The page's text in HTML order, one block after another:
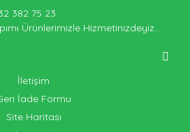
382 75 23
Ürünlerimizle Hizmetinizdeyiz...
İletişim
İade Formu
Site Haritası